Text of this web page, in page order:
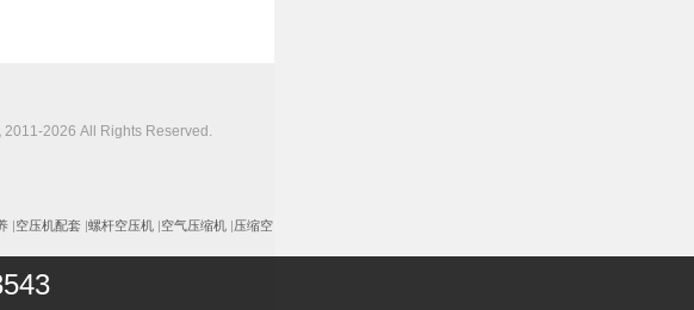
2011-2026 All Rights Reserved.
|空压机配套|螺杆空压机|空气压缩机|压缩空